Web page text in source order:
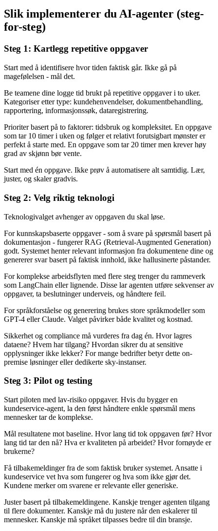
Slik implementerer du AI-agenter (steg-
for-steg)
Steg 1: Kartlegg repetitive oppgaver
Start med å identifisere hvor tiden faktisk går. Ikke gå på
magefølelsen - mål det.
Be teamene dine logge tid brukt på repetitive oppgaver i to uker.
Kategoriser etter type: kundehenvendelser, dokumentbehandling,
rapportering, informasjonssøk, dataregistrering.
Prioriter basert på to faktorer: tidsbruk og kompleksitet. En oppgave
som tar 10 timer i uken og følger et relativt forutsigbart mønster er
perfekt å starte med. En oppgave som tar 20 timer men krever høy
grad av skjønn bør vente.
Start med én oppgave. Ikke prøv å automatisere alt samtidig. Lær,
juster, og skaler gradvis.
Steg 2: Velg riktig teknologi
Teknologivalget avhenger av oppgaven du skal løse.
For kunnskapsbaserte oppgaver - som å svare på spørsmål basert på
dokumentasjon - fungerer RAG (Retrieval-Augmented Generation)
godt. Systemet henter relevant informasjon fra dokumentene dine og
genererer svar basert på faktisk innhold, ikke hallusinerte påstander.
For komplekse arbeidsflyten med flere steg trenger du rammeverk
som LangChain eller lignende. Disse lar agenten utføre sekvenser av
oppgaver, ta beslutninger underveis, og håndtere feil.
For språkforståelse og generering brukes store språkmodeller som
GPT-4 eller Claude. Valget påvirker både kvalitet og kostnad.
Sikkerhet og compliance må vurderes fra dag én. Hvor lagres
dataene? Hvem har tilgang? Hvordan sikrer du at sensitive
opplysninger ikke lekker? For mange bedrifter betyr dette on-
premise løsninger eller dedikerte sky-instanser.
Steg 3: Pilot og testing
Start piloten med lav-risiko oppgaver. Hvis du bygger en
kundeservice-agent, la den først håndtere enkle spørsmål mens
mennesker tar de komplekse.
Mål resultatene mot baseline. Hvor lang tid tok oppgaven før? Hvor
lang tid tar den nå? Hva er kvaliteten på arbeidet? Hvor fornøyde er
brukerne?
Få tilbakemeldinger fra de som faktisk bruker systemet. Ansatte i
kundeservice vet hva som fungerer og hva som ikke gjør det.
Kundene merker om svarene er relevante eller generiske.
Juster basert på tilbakemeldingene. Kanskje trenger agenten tilgang
til flere dokumenter. Kanskje må du justere når den eskalerer til
mennesker. Kanskje må språket tilpasses bedre til din bransje.